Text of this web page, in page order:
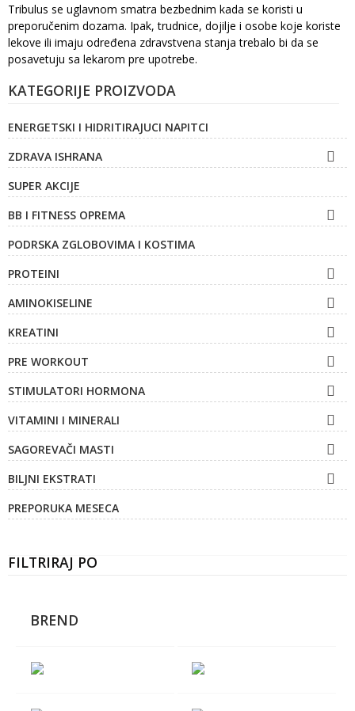
KATEGORIJE PROIZVODA
ENERGETSKI I HIDRITIRAJUCI NAPITCI
ZDRAVA ISHRANA

SUPER AKCIJE
BB I FITNESS OPREMA

PODRSKA ZGLOBOVIMA I KOSTIMA
PROTEINI

AMINOKISELINE 
KREATINI 
PRE WORKOUT 
STIMULATORI HORMONA 
VITAMINI I MINERALI 
SAGOREVAČI MASTI 
BILJNI EKSTRATI 
PREPORUKA MESECA
FILTRIRAJ PO
BREND
Tribulus se uglavnom smatra bezbednim kada se koristi u
preporučenim dozama. Ipak, trudnice, dojilje i osobe koje koriste
lekove ili imaju određena zdravstvena stanja trebalo bi da se
posavetuju sa lekarom pre upotrebe.